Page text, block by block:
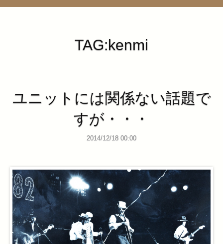
TAG:kenmi
ユニットには関係ない話題で
すが・・・
2014/12/18 00:00